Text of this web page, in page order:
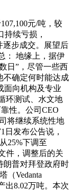
元/吨，较
续亏损，
逐步成交。展望后
： 地缘上，据伊
日”，尽管一些西
不确定何时能达成
面向机构及专业
环测试、水文地
性。公司CEO
将继续系统性地
日发布公告说，
25%下调至
件，调整后的关
朗普对拜登政府时
（Vedanta
出8.02万吨。本次